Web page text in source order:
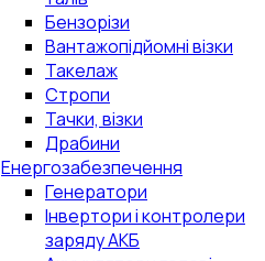
Бензорізи
Вантажопідйомні візки
Такелаж
Стропи
Тачки, візки
Драбини
Енергозабезпечення
Генератори
Інвертори і контролери
заряду АКБ